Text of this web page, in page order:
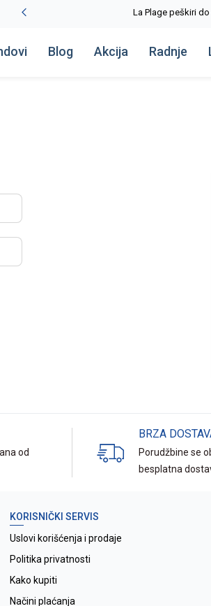
Blog Akcija Radnje
od
BRZA
Porudžbine se
besplatna
KORISNIČKI SERVIS
Uslovi korišćenja i prodaje
Politika privatnosti
Kako kupiti
Načini plaćanja